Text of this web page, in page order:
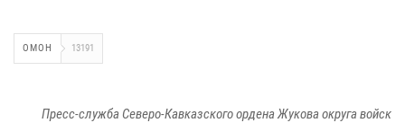
ОМОН 13191
Пресс-служба Северо-Кавказского ордена Жукова округа войск